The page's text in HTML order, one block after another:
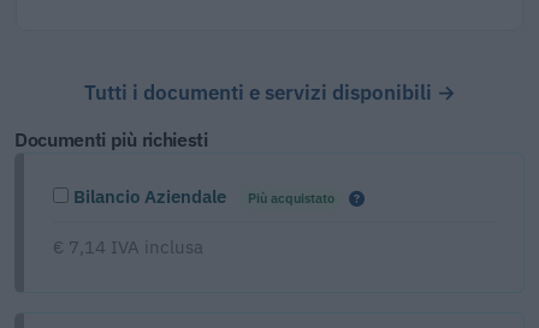
Tutti i documenti e servizi disponibili →
Documenti più richiesti
Bilancio Aziendale Più acquistato
€ 7,14 IVA inclusa